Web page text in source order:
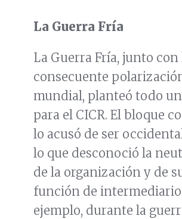
La Guerra Fría
La Guerra Fría, junto con
consecuente
mundial, planteó todo
para el CICR. El bloque
lo acusó de ser
lo que desconoció la
de la organización y de
función de intermediario
ejemplo, durante la